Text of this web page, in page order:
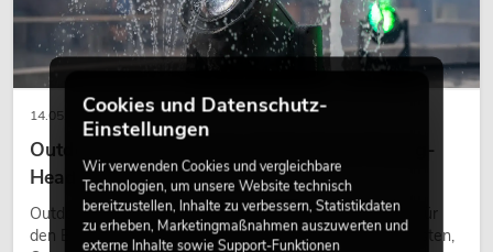
14.05.2026
Outdoor Moving-Heads: Wetterfeste Moving-
Heads bei Events
Outdoor Moving-Heads sind bewegliche Scheinwerfer für
den Einsatz im Freien. Sie werden bei Festivals, Stadtfesten,
Cookies und Datenschutz-
Einstellungen
Wir verwenden Cookies und vergleichbare
Technologien, um unsere Website technisch
bereitzustellen, Inhalte zu verbessern, Statistikdaten
zu erheben, Marketingmaßnahmen auszuwerten und
externe Inhalte sowie Support-Funktionen